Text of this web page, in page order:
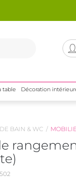
table Décoration
BAIN & WC